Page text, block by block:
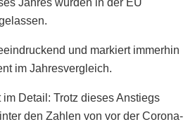
Jahres wurden in der EU
und markiert immerhin
im Jahresvergleich.
im Detail: Trotz dieses Anstiegs
den Zahlen von vor der Corona-